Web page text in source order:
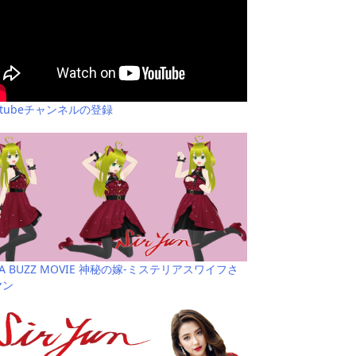
チャンネルの登録
BUZZ MOVIE 神秘の嫁-ミステリアスワイフさ